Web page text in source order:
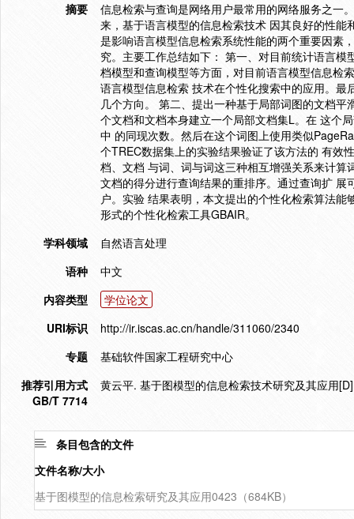
摘要
信息检索与查询是网络用户最常用的网络服务之一
来，基于语言模型的信息检索技术 因其良好的性
是影响语言模型信息检索系统性能的两个重要因素
究。主要工作总结如下： 第一、对目前统计语言
档模型和查询模型等方面，对目前语言模型信息检
语言模型信息检索 技术在个性化搜索中的应用。
几个方向。 第二、提出一种基于局部词图的文档
个文档和文档本身建立一个局部文档集L。在 这个
中 的同现次数。然后在这个词图上使用类似
个TREC数据集上的实验结果验证了该方法的 有效
档、文档 与词、词与词这三种相互增强关系来计
文档的得分进行查询结果的重排序。通过查询扩
户。实验 结果表明，本文提出的个性化检索算法
形式的个性化检索工具GBAIR。
学科领域
自然语言处理
语种
中文
内容类型
学位论文
URI标识
http://ir.iscas.ac.cn/handle/311060/2340
专题
基础软件国家工程研究中心
推荐引用方式
GB/T 7714
黄云平. 基于图模型的信息检索技术研究及其应用
条目包含的文件
文件名称/大小
基于图模型的信息检索研究及其应用0423（684KB）